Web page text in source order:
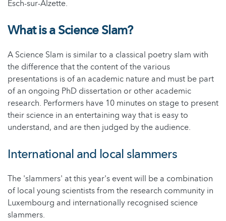
Esch-sur-Alzette.
What is a Science Slam?
A Science Slam is similarto a classical poetry slam with
the difference that the content of the various
presentations is of an academic nature and must be part
of an ongoing PhD dissertation or other academic
research. Performers have 10 minutes on stage to present
their science in an entertaining way that is easy to
understand, and are then judged by the audience.
International and local slammers
The 'slammers' at this year's event will be a combination
of local young scientists from the research community in
Luxembourg and internationally recognised science
slammers.